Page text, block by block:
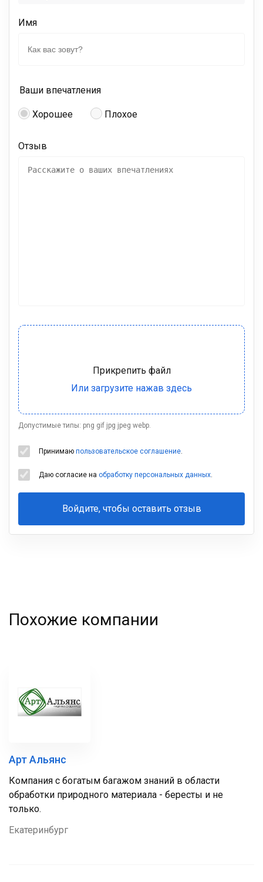
Имя
Ваши впечатления
Хорошее Плохое
Отзыв
Допустимые типы: png gif jpg jpeg webp.
Принимаю пользовательское соглашение.
Даю согласие на обработку персональных данных.
Войдите, чтобы оставить отзыв
Ваша
Похожие компании
Арт Альянс
Компания с богатым багажом знаний в области
обработки природного материала - бересты и не
только.
Екатеринбург